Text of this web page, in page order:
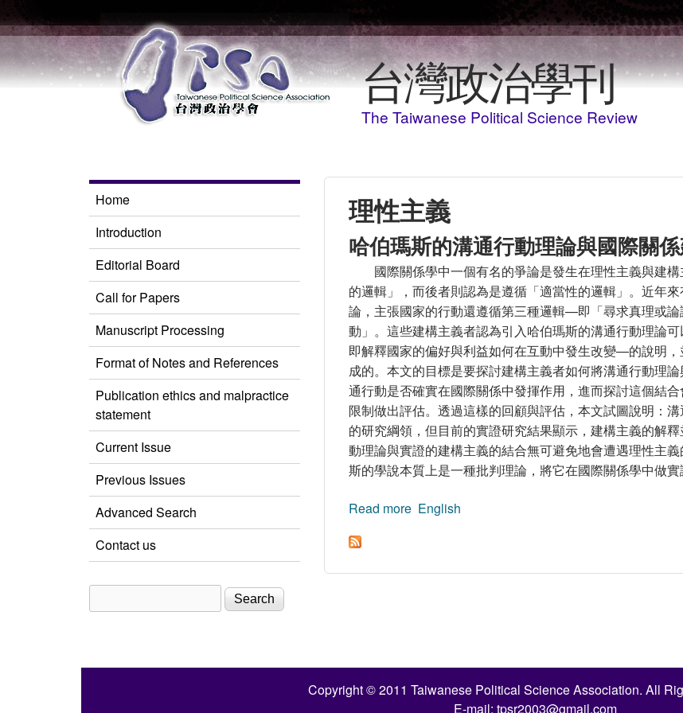
Skip to main content
台灣政治學刊
The Taiwanese Political Science Review
理性主義
哈伯瑪斯的溝通行動理論與國際關
國際關係學中一個有名的爭論是發生在理性主義與建
的邏輯」，而後者則認為是遵循「適當性的邏輯」。近年
論，主張國家的行動還遵循第三種邏輯—即「尋求真理或
動」。這些建構主義者認為引入哈伯瑪斯的溝通行動理論
即解釋國家的偏好與利益如何在互動中發生改變—的說明
成的。本文的目標是要探討建構主義者如何將溝通行動理
通行動是否確實在國際關係中發揮作用，進而探討這個結
限制做出評估。透過這樣的回顧與評估，本文試圖說明：
的研究綱領，但目前的實證研究結果顯示，建構主義的解
動理論與實證的建構主義的結合無可避免地會遭遇理性主
斯的學說本質上是一種批判理論，將它在國際關係學中做實
Read more about 哈伯瑪斯的溝通行動理論與國際關係建構
English
Home
Introduction
Editorial Board
Call for Papers
Manuscript Processing
Format of Notes and References
Publication ethics and malpractice
statement
Current Issue
Previous Issues
Advanced Search
Contact us
Search form
Copyright © 2011 Taiwanese Political Science Association. All
E-mail: tpsr2003@gmail.com